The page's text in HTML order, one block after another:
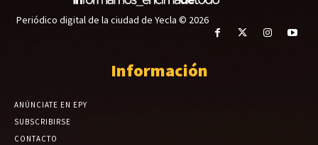
Periódico digital de la ciudad de Yecla © 2026
Información
ANÚNCIATE EN EPY
SUBSCRIBIRSE
CONTACTO